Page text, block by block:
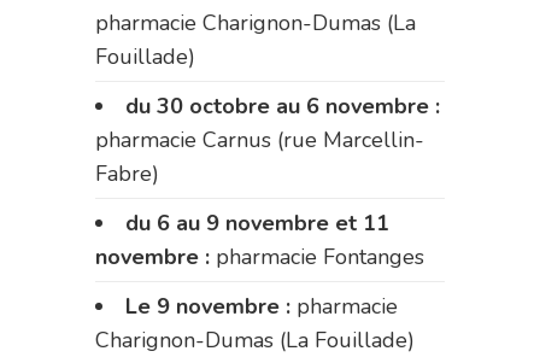
pharmacie Charignon-Dumas (La
Fouillade)
du 30 octobre au 6 novembre :
pharmacie Carnus (rue Marcellin-
Fabre)
du 6 au 9 novembre et 11
novembre : pharmacie Fontanges
Le 9 novembre : pharmacie
Charignon-Dumas (La Fouillade)